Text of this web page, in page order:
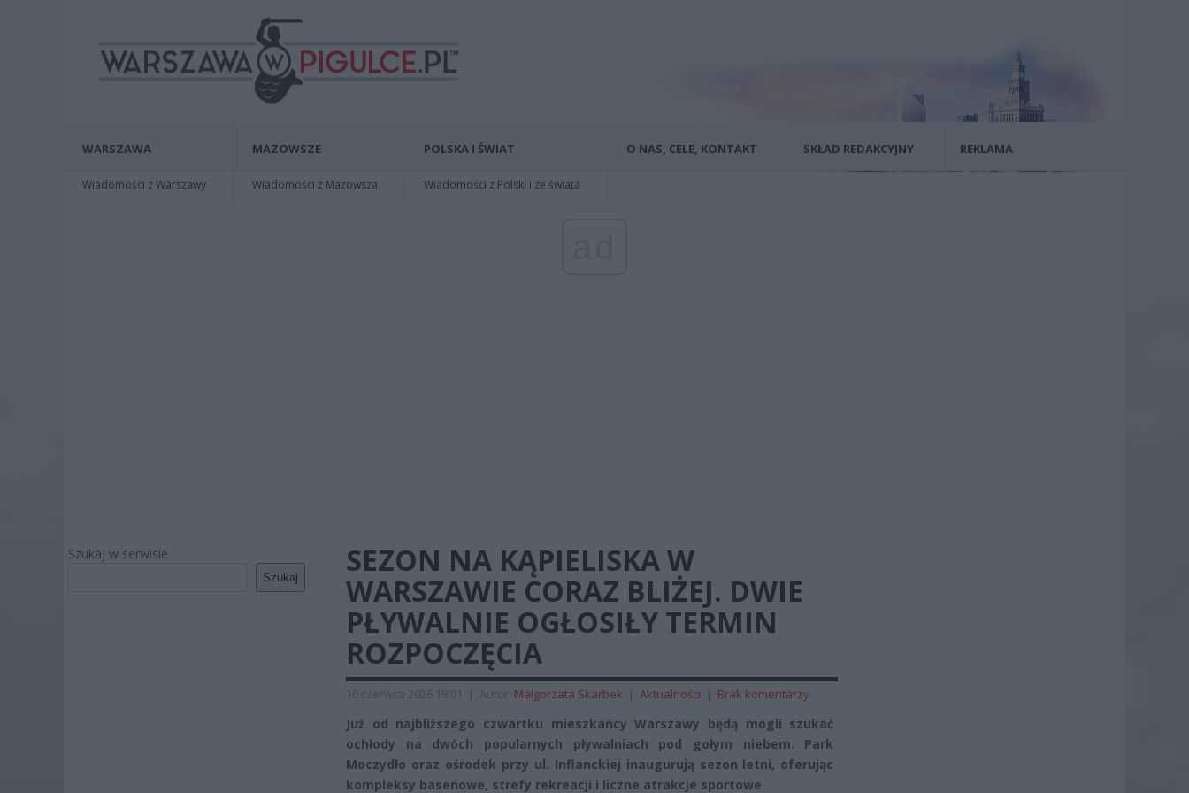
WARSZAWA
Wiadomości z Warszawy
MAZOWSZE
Wiadomości z Mazowsza
POLSKA I ŚWIAT
Wiadomości z Polski i ze świata
O NAS, CELE, KONTAKT SKŁAD REDAKCYJNY REKLAMA
Szukaj w serwisie
Szukaj
SEZON NA KĄPIELISKA W
WARSZAWIE CORAZ BLIŻEJ. DWIE
PŁYWALNIE OGŁOSIŁY TERMIN
ROZPOCZĘCIA
16 czerwca 2026 18:01 | Autor: Małgorzata Skarbek | Aktualności | Brak komentarzy
Już od najbliższego czwartku mieszkańcy Warszawy będą mogli szukać
ochłody na dwóch popularnych pływalniach pod gołym niebem. Park
Moczydło oraz ośrodek przy ul. Inflanckiej inaugurują sezon letni, oferując
kompleksy basenowe, strefy rekreacji i liczne atrakcje sportowe